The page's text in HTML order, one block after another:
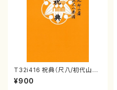
T32i416 祝典（尺八/初代山川
園松/楽譜）都山流公刊楽譜曲
番:2121
¥900